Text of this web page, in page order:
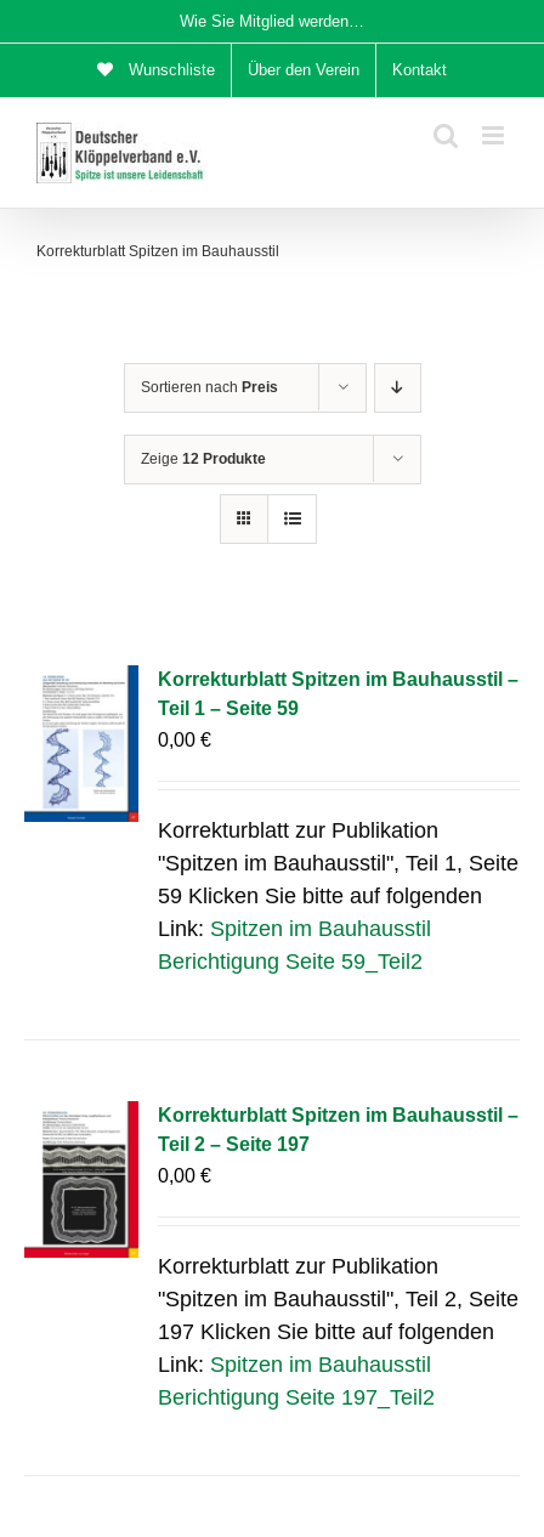
Inhalt
Wie Sie Mitglied werden…
Wunschliste Über den Verein Kontakt
Korrekturblatt Spitzen im Bauhausstil
Sortieren nach Preis
Zeige 12 Produkte
Korrekturblatt Spitzen im Bauhausstil –
Teil 1 – Seite 59
0,00€
Korrekturblatt zur Publikation
"Spitzen im Bauhausstil", Teil 1, Seite
59 Klicken Sie bitte auf folgenden
Link: Spitzen im Bauhausstil
Berichtigung Seite 59_Teil2
Korrekturblatt Spitzen im Bauhausstil –
Teil 2 – Seite 197
0,00€
Korrekturblatt zur Publikation
"Spitzen im Bauhausstil", Teil 2, Seite
197 Klicken Sie bitte auf folgenden
Link: Spitzen im Bauhausstil
Berichtigung Seite 197_Teil2